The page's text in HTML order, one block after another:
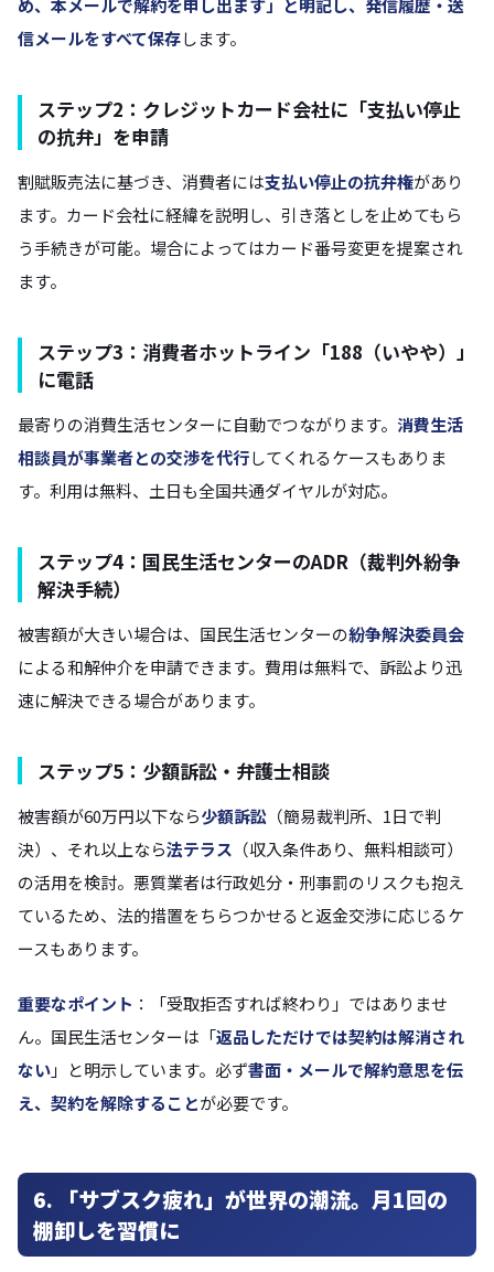
め、本メールで解約を申し出ます」と明記し、発信履歴・送
信メールをすべて保存します。
ステップ2：クレジットカード会社に「支払い停止
の抗弁」を申請
割賦販売法に基づき、消費者には支払い停止の抗弁権があり
ます。カード会社に経緯を説明し、引き落としを止めてもら
う手続きが可能。場合によってはカード番号変更を提案され
ます。
ステップ3：消費者ホットライン「188（いやや）」
に電話
最寄りの消費生活センターに自動でつながります。 消費生活
相談員が事業者との交渉を代行してくれるケースもありま
す。利用は無料、土日も全国共通ダイヤルが対応。
ステップ4：国民生活センターのADR（裁判外紛争
解決手続）
被害額が大きい場合は、国民生活センターの紛争解決委員会
による和解仲介を申請できます。費用は無料で、訴訟より迅
速に解決できる場合があります。
ステップ5：少額訴訟・弁護士相談
被害額が60万円以下なら少額訴訟 （簡易裁判所、1日で判
決）、それ以上なら法テラス （収入条件あり、無料相談可）
の活用を検討。悪質業者は行政処分・刑事罰のリスクも抱え
ているため、法的措置をちらつかせると返金交渉に応じるケ
ースもあります。
重要なポイント ：「受取拒否すれば終わり」ではありませ
ん。国民生活センターは「返品しただけでは契約は解消され
ない」と明示しています。必ず書面・メールで解約意思を伝
え、契約を解除することが必要です。
6. 「サブスク疲れ」が世界の潮流。月1回の
棚卸しを習慣に